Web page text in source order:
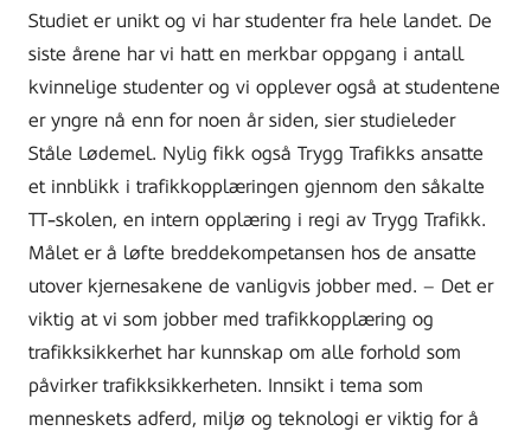
Studiet er unikt og vi har studenter fra hele landet. De
siste årene har vi hatt en merkbar oppgang i antall
kvinnelige studenter og vi opplever også at studentene
er yngre nå enn for noen år siden, sier studieleder
Ståle Lødemel. Nylig fikk også Trygg Trafikks ansatte
et innblikk i trafikkopplæringen gjennom den såkalte
TT-skolen, en intern opplæring i regi av Trygg Trafikk.
Målet er å løfte breddekompetansen hos de ansatte
utover kjernesakene de vanligvis jobber med. – Det er
viktig at vi som jobber med trafikkopplæring og
trafikksikkerhet har kunnskap om alle forhold som
påvirker trafikksikkerheten. Innsikt i tema som
menneskets adferd, miljø og teknologi er viktig for å